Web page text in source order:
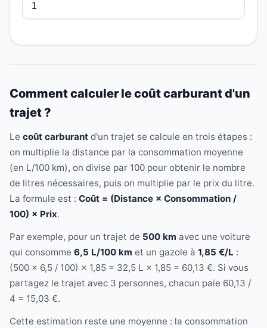
Comment calculer le coût carburant d'un
trajet ?
Le coût carburant d'un trajet se calcule en trois étapes :
on multiplie la distance par la consommation moyenne
(en L/100 km), on divise par 100 pour obtenir le nombre
de litres nécessaires, puis on multiplie par le prix du litre.
La formule est : Coût = (Distance × Consommation /
100) × Prix.
Par exemple, pour un trajet de 500 km avec une voiture
qui consomme 6,5 L/100 km et un gazole à 1,85 €/L :
(500 × 6,5 / 100) × 1,85 = 32,5 L × 1,85 = 60,13 €. Si vous
partagez le trajet avec 3 personnes, chacun paie 60,13 /
4 = 15,03 €.
Cette estimation reste une moyenne : la consommation